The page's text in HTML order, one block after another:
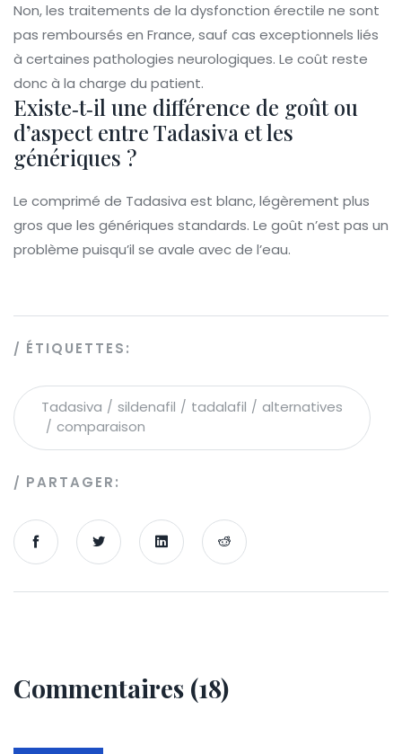
Non, les traitements de la dysfonction érectile ne sont
pas remboursés en France, sauf cas exceptionnels liés
à certaines pathologies neurologiques. Le coût reste
donc à la charge du patient.
Existe‑t‑il une différence de goût ou
d’aspect entre Tadasiva et les
génériques ?
Le comprimé de Tadasiva est blanc, légèrement plus
gros que les génériques standards. Le goût n’est pas un
problème puisqu’il se avale avec de l’eau.
ÉTIQUETTES:
Tadasiva sildenafil tadalafil
alternatives
comparaison
PARTAGER:
Commentaires (18)